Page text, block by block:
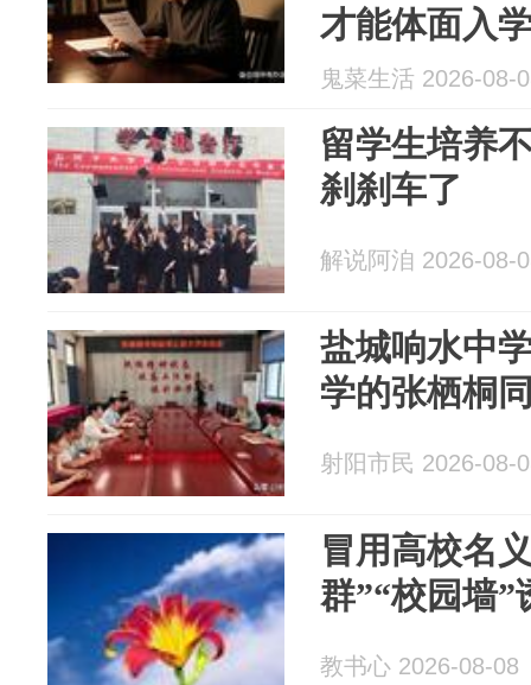
才能体面入
鬼菜生活 2026-08-
留学生培养
刹刹车了
解说阿洎 2026-08-
盐城响水中
学的张栖桐
射阳市民 2026-08-
冒用高校名
群”“校园墙”
教书心 2026-08-08